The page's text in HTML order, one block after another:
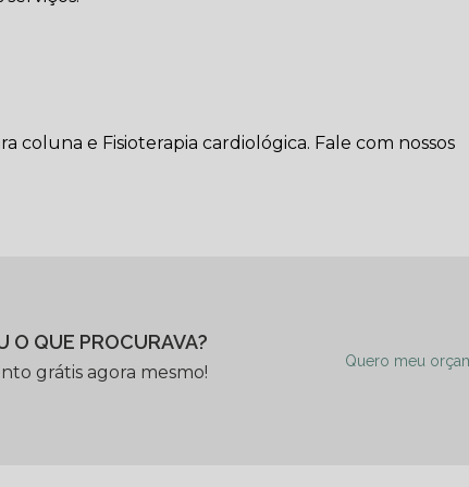
coluna e Fisioterapia cardiológica. Fale com nossos
O QUE PROCURAVA?
grátis agora mesmo!
Quero meu